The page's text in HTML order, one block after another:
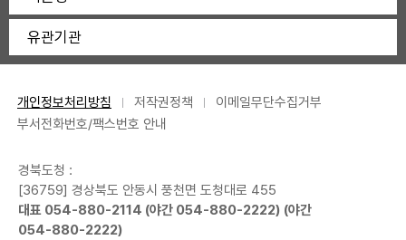
유관기관
개인정보처리방침 저작권정책
이메일무단수집거부
부서전화번호/팩스번호 안내
경북도청 :
[36759] 경상북도 안동시 풍천면 도청대로 455
대표 054-880-2114 (야간 054-880-2222) (야간
054-880-2222)